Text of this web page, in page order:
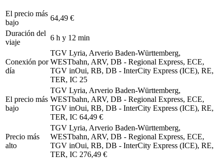
El precio más
bajo
64,49 €
Duración del
viaje
6 h y 12 min
Conexión por
día
TGV Lyria, Arverio Baden-Württemberg,
WESTbahn, ARV, DB - Regional Express, ECE,
TGV inOui, RB, DB - InterCity Express (ICE), RE,
TER, IC 25
El precio más
bajo
TGV Lyria, Arverio Baden-Württemberg,
WESTbahn, ARV, DB - Regional Express, ECE,
TGV inOui, RB, DB - InterCity Express (ICE), RE,
TER, IC 64,49 €
Precio más
alto
TGV Lyria, Arverio Baden-Württemberg,
WESTbahn, ARV, DB - Regional Express, ECE,
TGV inOui, RB, DB - InterCity Express (ICE), RE,
TER, IC 276,49 €